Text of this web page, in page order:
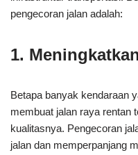
pengecoran jalan adalah:
1.
Betapa banyak kendaraan
membuat jalan raya rentan
kualitasnya. Pengecoran
jalan dan memperpanjang